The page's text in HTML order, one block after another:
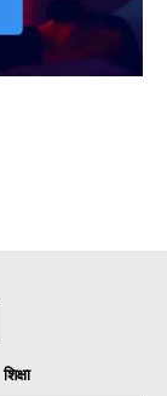
शिक्षा